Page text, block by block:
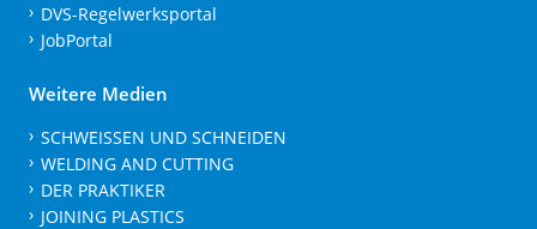
DVS-Regelwerksportal
JobPortal
Weitere Medien
SCHWEISSEN UND SCHNEIDEN
WELDING AND CUTTING
DER PRAKTIKER
JOINING PLASTICS